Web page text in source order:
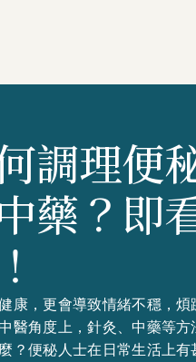
調理便
藥？即
康，更會導致情緒不穩，
醫角度上，針灸、中藥等方
？便秘人士在日常生活上